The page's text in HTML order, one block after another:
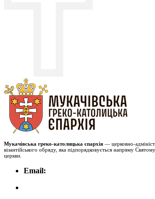
Мукачівська греко-католицька єпархія — церковно-
візантійського обряду, яка підпорядковується напряму
церкви.
Email: